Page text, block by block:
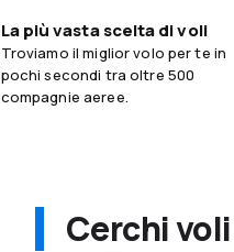
La più vasta scelta di voli
Troviamo il miglior volo per te in
pochi secondi tra oltre 500
compagnie aeree.
Cerchi